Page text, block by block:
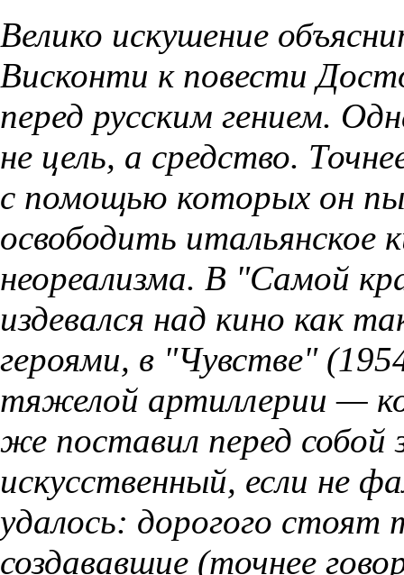
Велико искушение
Висконти к повести
перед русским гением.
не цель, а средство.
с помощью которых он
освободить итальянское
неореализма. В "Самой
издевался над кино как
героями, в "Чувстве"
тяжелой артиллерии —
же поставил перед собой
искусственный, если не
удалось: дорогого стоят
создававшие (точнее